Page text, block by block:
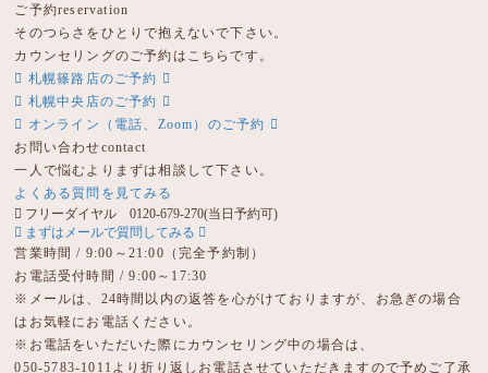
ご予約reservation
そのつらさをひとりで抱えないで下さい。
カウンセリングのご予約はこちらです。
札幌篠路店のご予約
札幌中央店のご予約
オンライン（電話、Zoom）のご予約
お問い合わせcontact
一人で悩むよりまずは相談して下さい。
よくある質問を見てみる
フリーダイヤル 0120-679-270(当日予約可)
まずはメールで質問してみる
営業時間 / 9:00～21:00（完全予約制）
お電話受付時間 / 9:00～17:30
※メールは、24時間以内の返答を心がけておりますが、お急ぎの場合
はお気軽にお電話ください。
※お電話をいただいた際にカウンセリング中の場合は、
050-5783-1011より折り返しお電話させていただきますので予めご了承